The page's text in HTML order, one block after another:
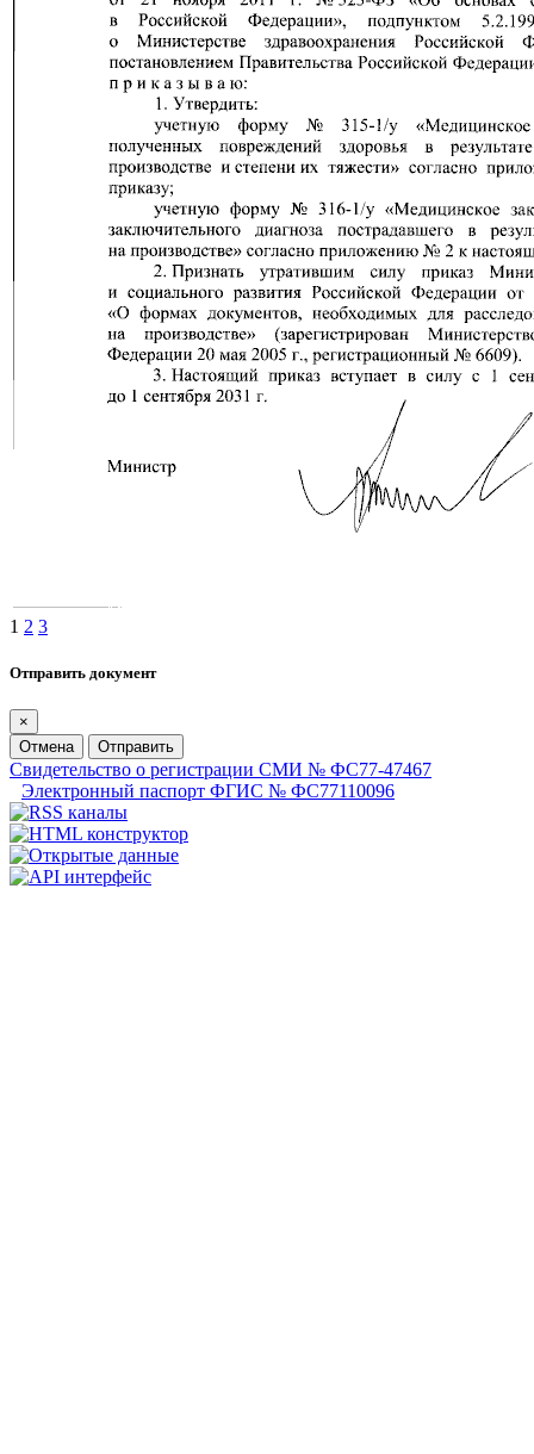
1 2 3
Отправить документ
×
Отмена
Отправить
Свидетельство о регистрации СМИ № ФС77-47467
Электронный паспорт ФГИС № ФС77110096